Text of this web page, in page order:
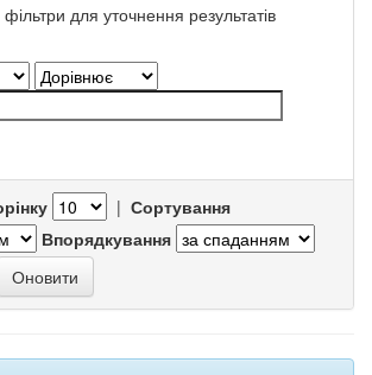
для уточнення результатів
| Сортування
Впорядкування